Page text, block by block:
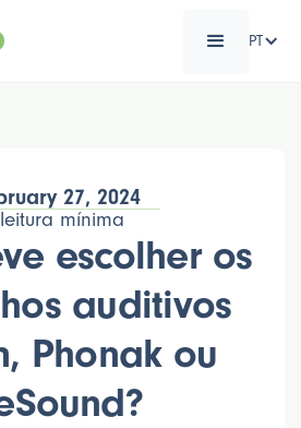
PT
27, 2024
leitura mínima
escolher os
auditivos
Phonak ou